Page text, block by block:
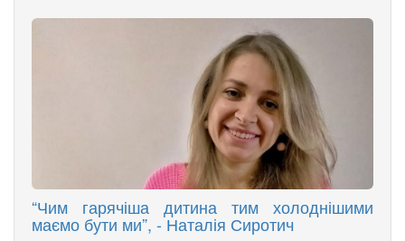
“Чим гарячіша дитина тим холоднішими
маємо бути ми”, - Наталія Сиротич